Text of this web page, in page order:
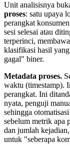
Unit analisisnya
proses: satu upaya
perangkat
sesi selesai atau
terperinci,
klasifikasi hasil
gagal" biner.
Metadata proses.
waktu (timestamp).
perangkat. Ini
nyata, penguji
sehingga
sebelum metrik apa
dan jumlah
untuk "seberapa